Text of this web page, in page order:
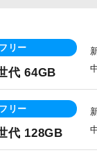
リー
代 64GB
リー
代 128GB